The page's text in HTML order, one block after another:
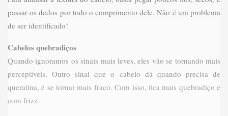
passar os dedos por todo o comprimento dele. Não é um problema
de ser identificado!
Cabelos quebradiços
Quando ignoramos os sinais mais leves, eles vão se tornando mais
perceptíveis. Outro sinal que o cabelo dá quando precisa de
queratina, é se tornar mais fraco. Com isso, fica mais quebradiço e
com frizz.